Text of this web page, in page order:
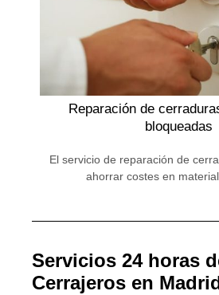
Reparación de
bloqueadas
El servicio de reparación de
ahorrar costes en
Servicios 24 horas
Cerrajeros en